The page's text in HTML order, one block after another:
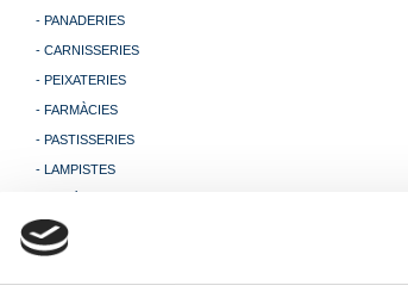
- PANADERIES
- CARNISSERIES
- PEIXATERIES
- FARMÀCIES
- PASTISSERIES
- LAMPISTES
- PINTORS
- TAXIS
- ASSESSORIES